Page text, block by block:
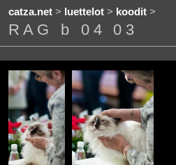
catza.net> luettelot> koodit>
RAG b 04 03